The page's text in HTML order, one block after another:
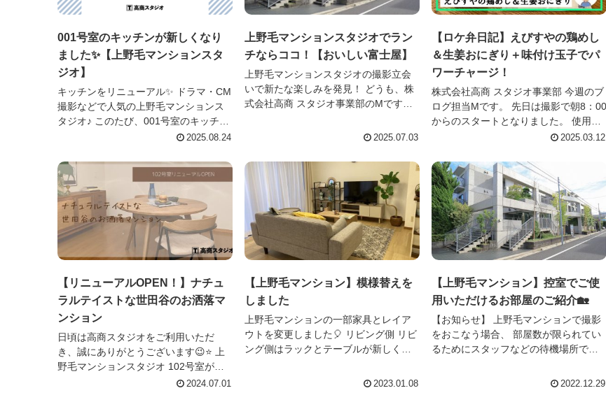
001号室のキッチンが新しくなり
ました✨【上野毛マンションスタ
ジオ】
キッチンをリニューアル✨ ドラマ・CM
撮影などで人気の上野毛マンションス
タジオ♪ このたび、001号室のキッチン
った以前...
2025.08.24
上野毛マンションスタジオでラン
チならココ！【おいしい富士屋】
上野毛マンションスタジオの撮影立会
いで新たな楽しみを発見！ どうも、株
式会社高商 スタジオ事業部のMです。
あるため、 近隣に飲食店がなく、お昼
2025.07.03
【ロケ弁日記】えびすやの鶏めし
＆生姜おにぎり＋味付け玉子でパ
ワーチャージ！
株式会社高商 スタジオ事業部 今週のブ
ログ担当Mです。 先日は撮影で朝8：00
からのスタートとなりました。 使用す
るスタジオを鍵開けして、機材の搬入
に「スタジオさんもどうぞ」と朝食を...
2025.03.12
【リニューアルOPEN！】ナチュ
ラルテイストな世田谷のお洒落マ
ンション
日頃は高商スタジオをご利用いただ
き、誠にありがとうございます😉⭐ 上
野毛マンションスタジオ 102号室がリ
ニューアルOPENしました！ ・ドラマ
2024.07.01
【上野毛マンション】模様替えを
しました
上野毛マンションの一部家具とレイア
ウトを変更しました🎈 リビング側 リビ
ング側はラックとテーブルが新しくな
ワークデスクを追加しました📍 その他2023.01.08
【上野毛マンション】控室でご使
用いただけるお部屋のご紹介🏡
【お知らせ】 上野毛マンションで撮影
をおこなう場合、 部屋数が限られてい
るためにスタッフなどの待機場所でご
階の1部屋を控室で お使いいただけるこ
2022.12.29